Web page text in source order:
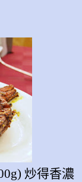
炒得香濃